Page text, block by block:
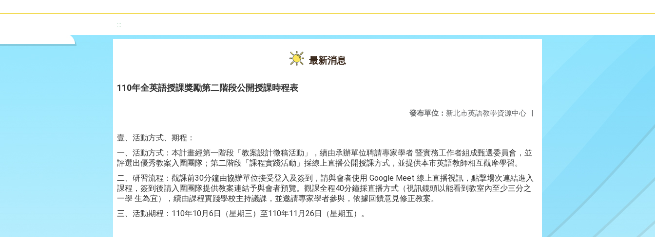
:::
最新消息
110年全英語授課獎勵第二階段公開授課時程表
發布單位： 新北市英語教學資源中心 |
壹、活動方式、期程：
一、活動方式：本計畫經第一階段「教案設計徵稿活動」，續由承辦單位聘請專家學者 暨實務工作者組成甄選委員會，並
評選出優秀教案入圍團隊；第二階段「課程實踐活動」採線上直播公開授課方式，並提供本市英語教師相互觀摩學習。
二、研習流程：觀課前30分鐘由協辦單位接受登入及簽到，請與會者使用 Google Meet 線上直播視訊，點擊場次連結進入
課程，簽到後請入圍團隊提供教案連結予與會者預覽。觀課全程40分鐘採直播方式（視訊鏡頭以能看到教室內至少三分之
一學 生為宜），續由課程實踐學校主持議課，並邀請專家學者參與，依據回饋意見修正教案。
三、活動期程：110年10月6日（星期三）至110年11月26日（星期五）。